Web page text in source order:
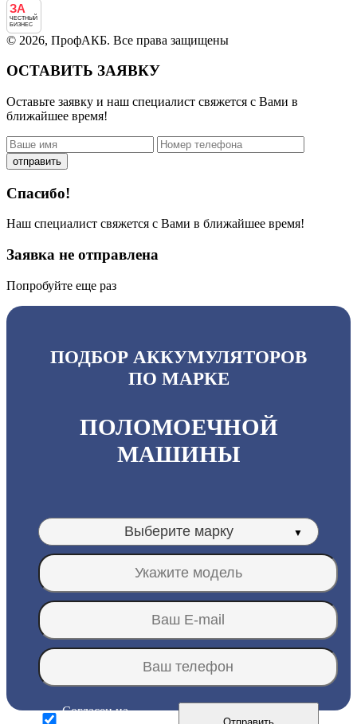
ЗА
ЧЕСТНЫЙ
БИЗНЕС
© 2026, ПрофАКБ. Все права защищены
ОСТАВИТЬ ЗАЯВКУ
Оставьте заявку и наш специалист свяжется с Вами в
ближайшее время!
отправить
Спасибо!
Наш специалист свяжется с Вами в ближайшее время!
Заявка не отправлена
Попробуйте еще раз
ПОДБОР АККУМУЛЯТОРОВ
ПО МАРКЕ
ПОЛОМОЕЧНОЙ
МАШИНЫ
Согласен на